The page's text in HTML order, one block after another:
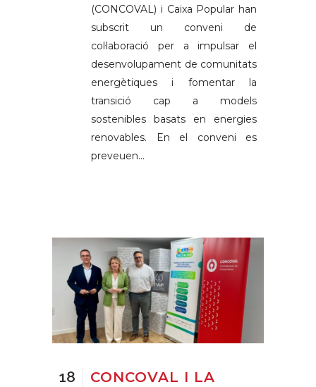
(CONCOVAL) i Caixa Popular han
subscrit un conveni de
col·laboració per a impulsar el
desenvolupament de comunitats
energètiques i fomentar la
transició cap a models
sostenibles basats en energies
renovables. En el conveni es
preveuen...
18
CONCOVAL I LA